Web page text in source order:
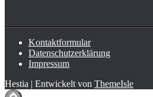
Kontaktformular
Datenschutzerklärung
Impressum
Hestia | Entwickelt von ThemeIsle